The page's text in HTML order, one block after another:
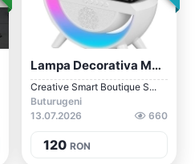
Lampa Decorativa Multifunctionala Cu Inc...
Creative Smart Boutique S...
Buturugeni
13.07.2026
660
120 RON